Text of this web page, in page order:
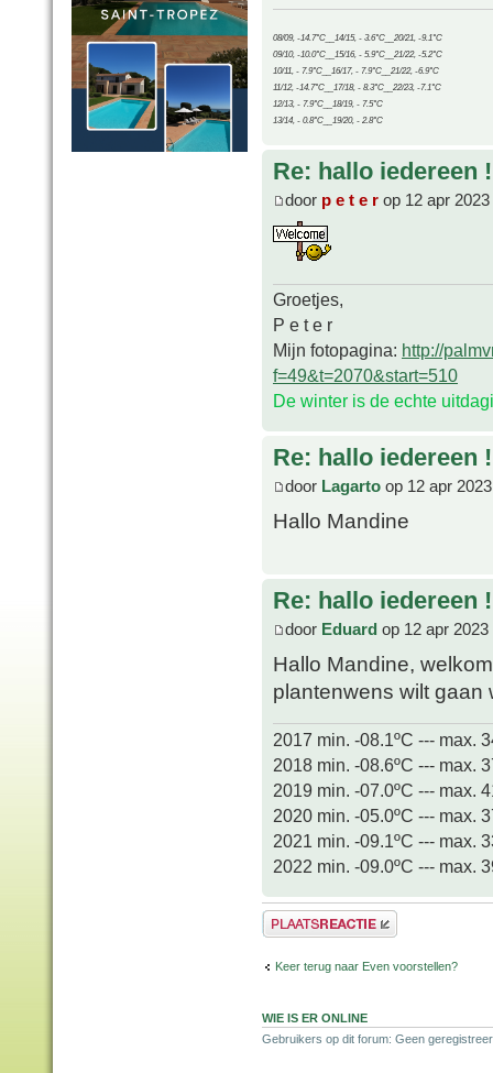
08/09, -14.7°C__14/15, - 3.6°C__20/21, -9.1°C
09/10, -10.0°C__15/16, - 5.9°C__21/22, -5.2°C
10/11, - 7.9°C__16/17, - 7.9°C__21/22, -6.9°C
11/12, -14.7°C__17/18, - 8.3°C__22/23, -7.1°C
12/13, - 7.9°C__18/19, - 7.5°C
13/14, - 0.8°C__19/20, - 2.8°C
Re: hallo iedereen !
door p e t e r op 12 apr 2023
Groetjes,
P e t e r
Mijn fotopagina: http://
f=49&t=2070&start=510
De winter is de echte
Re: hallo iedereen !
door Lagarto op 12 apr
Hallo Mandine
Re: hallo iedereen !
door Eduard op 12 apr 2023
Hallo Mandine,
plantenwens wilt gaan
2017 min. -08.1ºC --- max.
2018 min. -08.6ºC --- max.
2019 min. -07.0ºC --- max.
2020 min. -05.0ºC --- max.
2021 min. -09.1ºC --- max.
2022 min. -09.0ºC --- max.
Plaats een reactie
Keer terug naar Even voorstellen?
WIE IS ER ONLINE
Gebruikers op dit forum: Geen